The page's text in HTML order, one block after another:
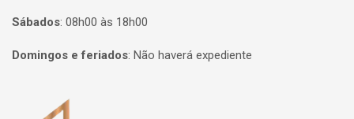
Sábados: 08h00 às 18h00
Domingos e feriados: Não haverá expediente
Página inicial